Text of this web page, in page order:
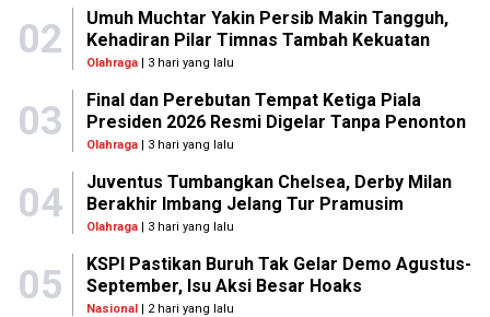
02
Umuh Muchtar Yakin Persib Makin Tangguh,
Kehadiran Pilar Timnas Tambah Kekuatan
Olahraga| 3 hari yang lalu
03
Final dan Perebutan Tempat Ketiga Piala
Presiden 2026 Resmi Digelar Tanpa Penonton
Olahraga| 3 hari yang lalu
04
Juventus Tumbangkan Chelsea, Derby Milan
Berakhir Imbang Jelang Tur Pramusim
Olahraga| 3 hari yang lalu
05
KSPI Pastikan Buruh Tak Gelar Demo Agustus-
September, Isu Aksi Besar Hoaks
Nasional| 2 hari yang lalu